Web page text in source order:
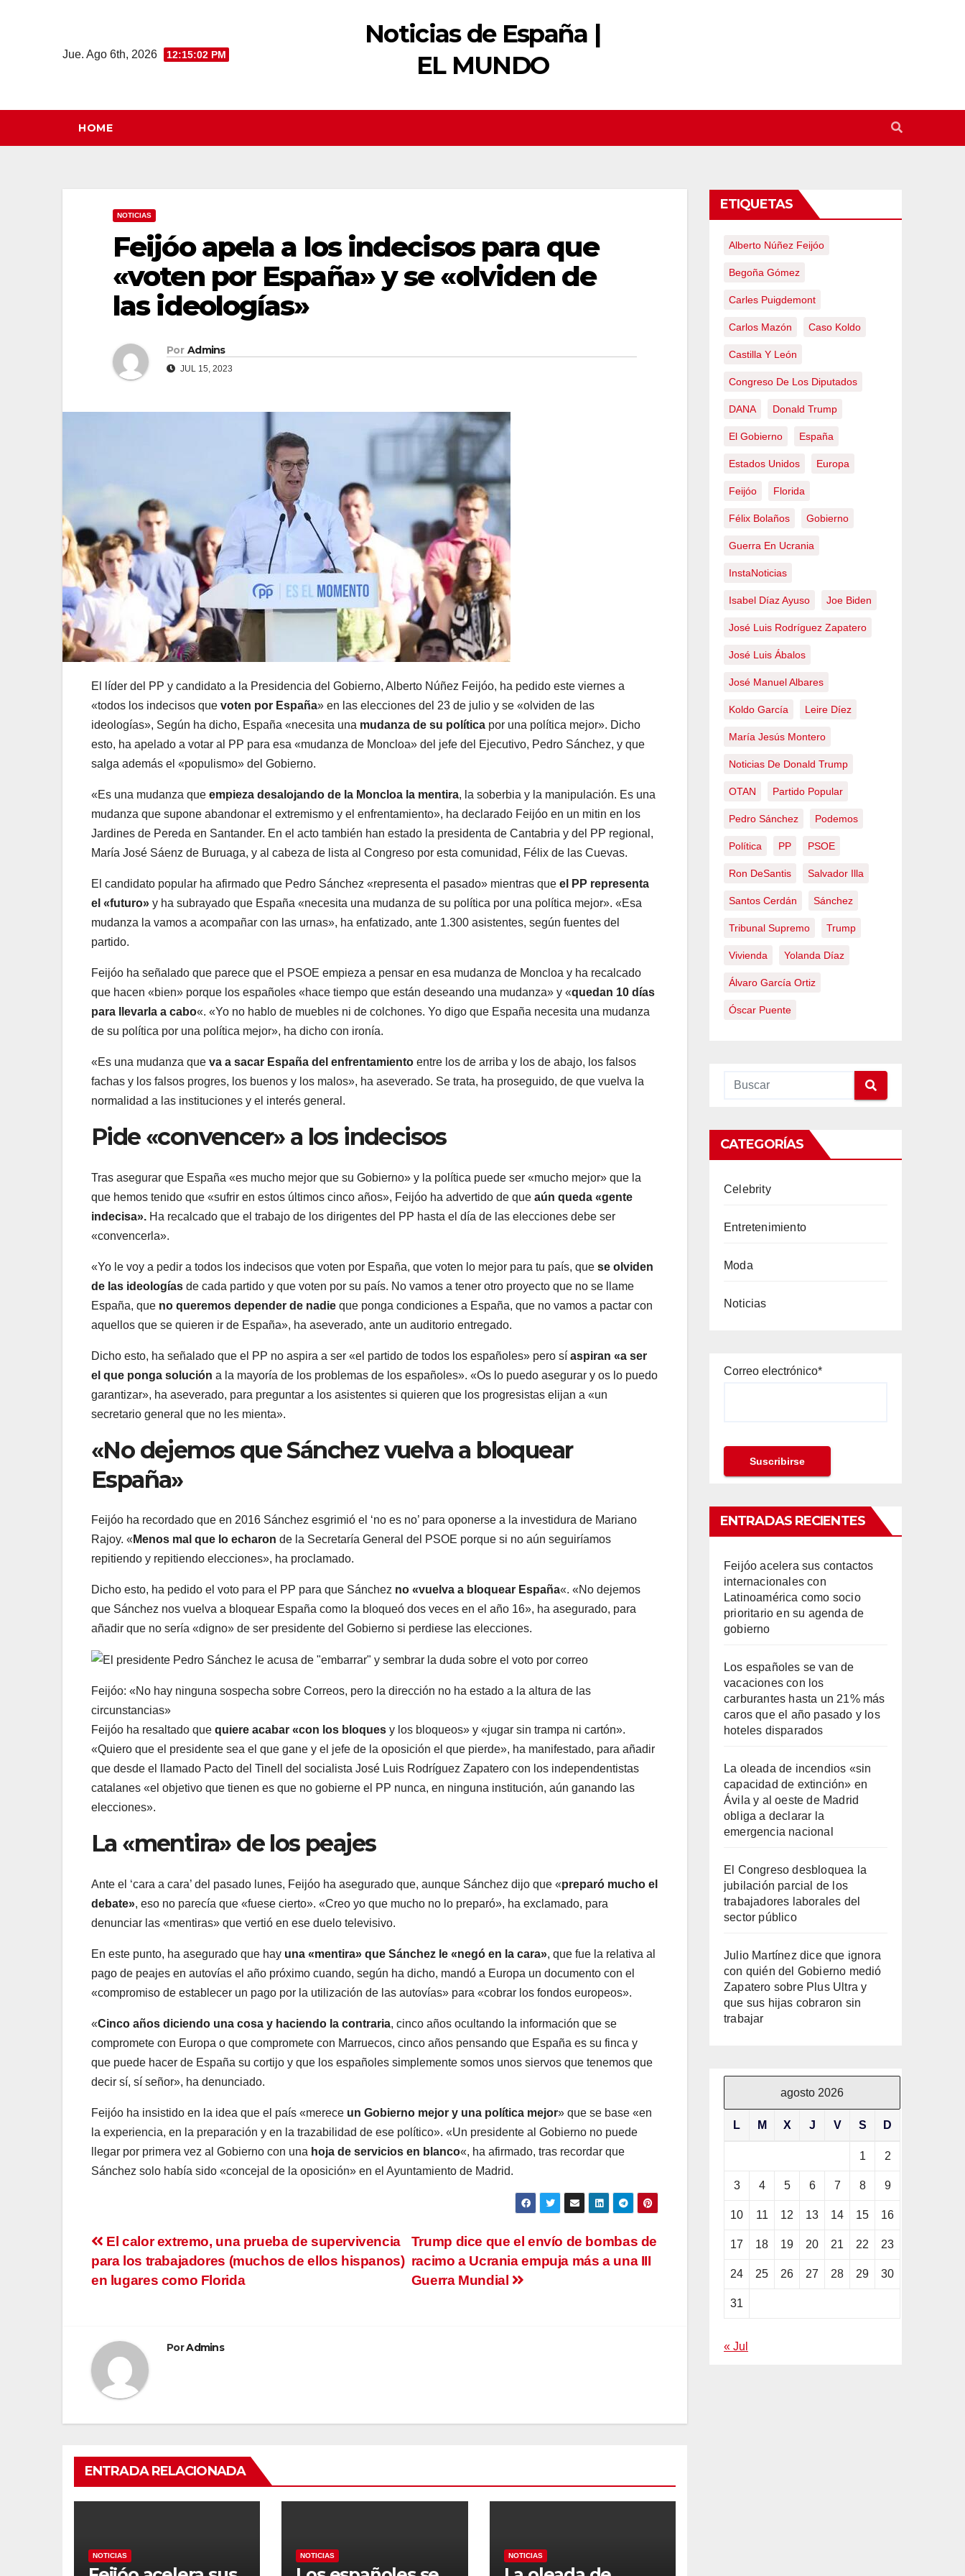
Jue. Ago 6th, 2026 12:15:03 PM
Noticias de España |
EL MUNDO
HOME
NOTICIAS
Feijóo apela a los indecisos para que
«voten por España» y se «olviden de
las ideologías»
Por Admins
JUL 15, 2023
El líder del PP y candidato a la Presidencia del Gobierno, Alberto Núñez Feijóo, ha pedido este viernes a
«todos los indecisos que voten por España» en las elecciones del 23 de julio y se «olviden de las
ideologías», Según ha dicho, España «necesita una mudanza de su política por una política mejor». Dicho
esto, ha apelado a votar al PP para esa «mudanza de Moncloa» del jefe del Ejecutivo, Pedro Sánchez, y que
salga además el «populismo» del Gobierno.
«Es una mudanza que empieza desalojando de la Moncloa la mentira, la soberbia y la manipulación. Es una
mudanza que supone abandonar el extremismo y el enfrentamiento», ha declarado Feijóo en un mitin en los
Jardines de Pereda en Santander. En el acto también han estado la presidenta de Cantabria y del PP regional,
María José Sáenz de Buruaga, y al cabeza de lista al Congreso por esta comunidad, Félix de las Cuevas.
El candidato popular ha afirmado que Pedro Sánchez «representa el pasado» mientras que el PP representa
el «futuro» y ha subrayado que España «necesita una mudanza de su política por una política mejor». «Esa
mudanza la vamos a acompañar con las urnas», ha enfatizado, ante 1.300 asistentes, según fuentes del
partido.
Feijóo ha señalado que parece que el PSOE empieza a pensar en esa mudanza de Moncloa y ha recalcado
que hacen «bien» porque los españoles «hace tiempo que están deseando una mudanza» y «quedan 10 días
para llevarla a cabo«. «Yo no hablo de muebles ni de colchones. Yo digo que España necesita una mudanza
de su política por una política mejor», ha dicho con ironía.
«Es una mudanza que va a sacar España del enfrentamiento entre los de arriba y los de abajo, los falsos
fachas y los falsos progres, los buenos y los malos», ha aseverado. Se trata, ha proseguido, de que vuelva la
normalidad a las instituciones y el interés general.
Pide «convencer» a los indecisos
Tras asegurar que España «es mucho mejor que su Gobierno» y la política puede ser «mucho mejor» que la
que hemos tenido que «sufrir en estos últimos cinco años», Feijóo ha advertido de que aún queda «gente
indecisa». Ha recalcado que el trabajo de los dirigentes del PP hasta el día de las elecciones debe ser
«convencerla».
«Yo le voy a pedir a todos los indecisos que voten por España, que voten lo mejor para tu país, que se olviden
de las ideologías de cada partido y que voten por su país. No vamos a tener otro proyecto que no se llame
España, que no queremos depender de nadie que ponga condiciones a España, que no vamos a pactar con
aquellos que se quieren ir de España», ha aseverado, ante un auditorio entregado.
Dicho esto, ha señalado que el PP no aspira a ser «el partido de todos los españoles» pero sí aspiran «a ser
el que ponga solución a la mayoría de los problemas de los españoles». «Os lo puedo asegurar y os lo puedo
garantizar», ha aseverado, para preguntar a los asistentes si quieren que los progresistas elijan a «un
secretario general que no les mienta».
«No dejemos que Sánchez vuelva a bloquear
España»
Feijóo ha recordado que en 2016 Sánchez esgrimió el ‘no es no’ para oponerse a la investidura de Mariano
Rajoy. « Menos mal que lo echaron de la Secretaría General del PSOE porque si no aún seguiríamos
repitiendo y repitiendo elecciones», ha proclamado.
Dicho esto, ha pedido el voto para el PP para que Sánchez no «vuelva a bloquear España«. «No dejemos
que Sánchez nos vuelva a bloquear España como la bloqueó dos veces en el año 16», ha asegurado, para
añadir que no sería «digno» de ser presidente del Gobierno si perdiese las elecciones.
Feijóo: «No hay ninguna sospecha sobre Correos, pero la dirección no ha estado a la altura de las
circunstancias»
Feijóo ha resaltado que quiere acabar «con los bloques y los bloqueos» y «jugar sin trampa ni cartón».
«Quiero que el presidente sea el que gane y el jefe de la oposición el que pierde», ha manifestado, para añadir
que desde el llamado Pacto del Tinell del socialista José Luis Rodríguez Zapatero con los independentistas
catalanes «el objetivo que tienen es que no gobierne el PP nunca, en ninguna institución, aún ganando las
elecciones».
La «mentira» de los peajes
Ante el ‘cara a cara’ del pasado lunes, Feijóo ha asegurado que, aunque Sánchez dijo que «preparó mucho el
debate», eso no parecía que «fuese cierto». «Creo yo que mucho no lo preparó», ha exclamado, para
denunciar las «mentiras» que vertió en ese duelo televisivo.
En este punto, ha asegurado que hay una «mentira» que Sánchez le «negó en la cara», que fue la relativa al
pago de peajes en autovías el año próximo cuando, según ha dicho, mandó a Europa un documento con el
«compromiso de establecer un pago por la utilización de las autovías» para «cobrar los fondos europeos».
«Cinco años diciendo una cosa y haciendo la contraria, cinco años ocultando la información que se
compromete con Europa o que compromete con Marruecos, cinco años pensando que España es su finca y
que puede hacer de España su cortijo y que los españoles simplemente somos unos siervos que tenemos que
decir sí, sí señor», ha denunciado.
Feijóo ha insistido en la idea que el país «merece un Gobierno mejor y una política mejor» que se base «en
la experiencia, en la preparación y en la trazabilidad de ese político». «Un presidente al Gobierno no puede
llegar por primera vez al Gobierno con una hoja de servicios en blanco«, ha afirmado, tras recordar que
Sánchez solo había sido «concejal de la oposición» en el Ayuntamiento de Madrid.
Navegación
de
Trump dice que el envío de bombas de
racimo a Ucrania empuja más a una III
Guerra Mundial
El calor extremo, una prueba de supervivencia
para los trabajadores (muchos de ellos hispanos)
en lugares como Florida
PorAdmins
ENTRADA RELACIONADA
NOTICIAS NOTICIAS NOTICIAS
ETIQUETAS
Alberto Núñez Feijóo
Begoña Gómez
Carles Puigdemont
Carlos Mazón Caso Koldo
Castilla Y León
Congreso De Los Diputados
DANA Donald Trump
El Gobierno España
Estados Unidos Europa
Feijóo Florida
Félix Bolaños Gobierno
Guerra En Ucrania
InstaNoticias
Isabel Díaz Ayuso Joe Biden
José Luis Rodríguez Zapatero
José Luis Ábalos
José Manuel Albares
Koldo García Leire Díez
María Jesús Montero
Noticias De Donald Trump
OTAN Partido Popular
Pedro Sánchez Podemos
Política PP PSOE
Ron DeSantis Salvador Illa
Santos Cerdán Sánchez
Tribunal Supremo Trump
Vivienda Yolanda Díaz
Álvaro García Ortiz
Óscar Puente
CATEGORÍAS
Celebrity
Entretenimiento
Moda
Noticias
Correo electrónico*
ENTRADAS RECIENTES
Feijóo acelera sus contactos
internacionales con
Latinoamérica como socio
prioritario en su agenda de
gobierno
Los españoles se van de
vacaciones con los
carburantes hasta un 21% más
caros que el año pasado y los
hoteles disparados
La oleada de incendios «sin
capacidad de extinción» en
Ávila y al oeste de Madrid
obliga a declarar la
emergencia nacional
El Congreso desbloquea la
jubilación parcial de los
trabajadores laborales del
sector público
Julio Martínez dice que ignora
con quién del Gobierno medió
Zapatero sobre Plus Ultra y
que sus hijas cobraron sin
trabajar
agosto 2026
L M X J V S D
1 2
3 4 5 6 7 8 9
10 11 12 13 14 15 16
17 18 19 20 21 22 23
24 25 26 27 28 29 30
31
« Jul